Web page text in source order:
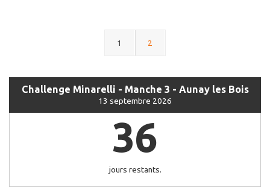
1 2
Challenge Minarelli - Manche 3 - Aunay les Bois
13 septembre 2026
36
jours restants.